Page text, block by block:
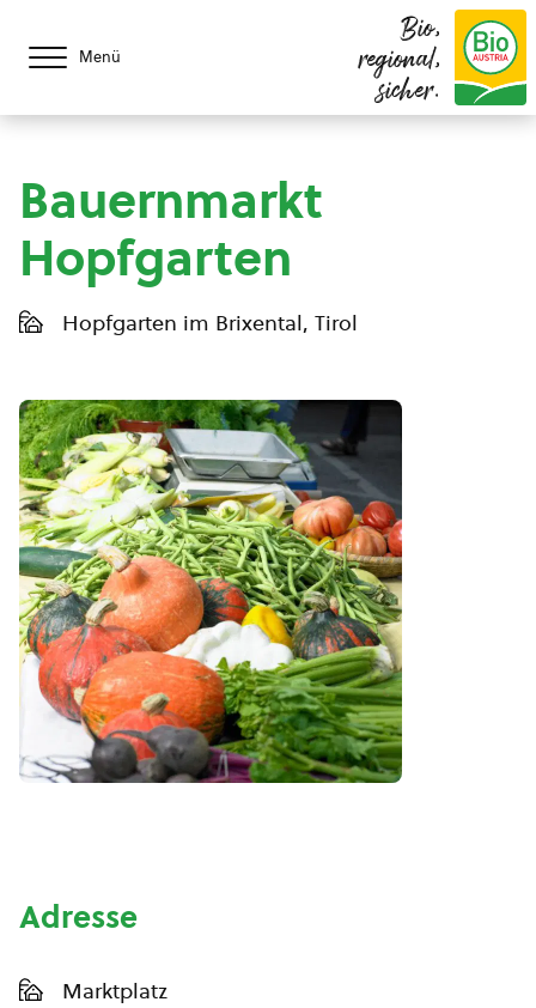
Menü
Bio,
regional,
sicher.
Bauernmarkt
Hopfgarten
Hopfgarten im Brixental, Tirol
Adresse
Marktplatz